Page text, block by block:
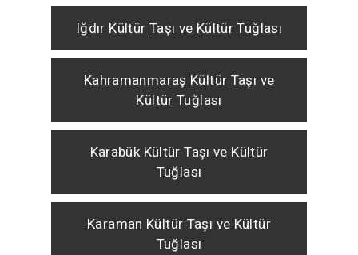
Iğdır Kültür Taşı ve Kültür Tuğlası
Kahramanmaraş Kültür Taşı ve
Kültür Tuğlası
Karabük Kültür Taşı ve Kültür
Tuğlası
Karaman Kültür Taşı ve Kültür
Tuğlası